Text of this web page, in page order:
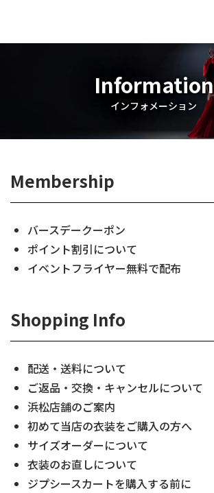
Information
インフォメーション
Membership
バースデークーポン
ポイント割引について
イベントフライヤー無料で配布
Shopping Info
配送・送料について
ご返品・交換・キャンセルについて
浜松店舗のご案内
初めて当店の衣装をご購入の方へ
サイズオーダーについて
衣装のお直しについて
ジプシースカートを購入する前に